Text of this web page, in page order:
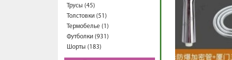
Трусы (45)
Толстовки (51)
Термобелье (1)
Футболки (931)
Шорты (183)